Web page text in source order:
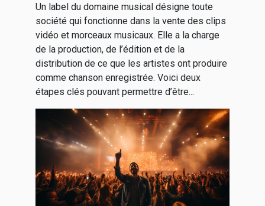
Un label du domaine musical désigne toute
société qui fonctionne dans la vente des clips
vidéo et morceaux musicaux. Elle a la charge
de la production, de l’édition et de la
distribution de ce que les artistes ont produire
comme chanson enregistrée. Voici deux
étapes clés pouvant permettre d’être...